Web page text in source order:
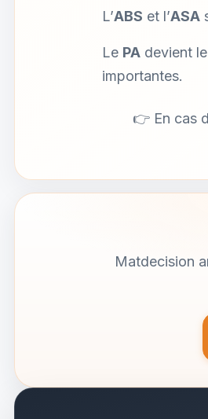
L’ABS et l’ASA
Le PAdevient le
importantes.
👉En cas
Matdecision